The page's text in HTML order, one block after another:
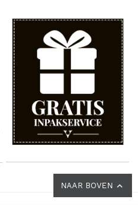
NAAR BOVEN